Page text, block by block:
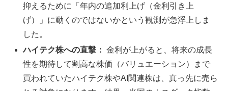
抑えるために「年内の追加利上げ（金利引き上
げ）」に動くのではないかという観測が急浮上しま
した。
ハイテク株への直撃： 金利が上がると、将来の成長
性を期待して割高な株価（バリュエーション）まで
買われていたハイテク株やAI関連株は、真っ先に売ら